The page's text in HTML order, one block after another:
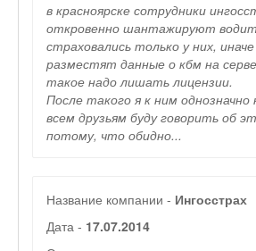
в красноярске сотрудники
откровенно шантажируют
страховались только у них,
разместят данные о кбм на
такое надо лишать лицензии.
После такого я к ним однозначно
всем друзьям буду говорить об
потому, что обидно...
Название компании - Ингосстрах
Дата - 17.07.2014